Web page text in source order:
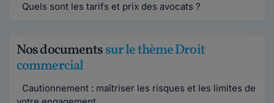
Quels sont les tarifs et prix des avocats ?
Nos documentssur le thème Droit
commercial
Cautionnement : maîtriser les risques et les limites de